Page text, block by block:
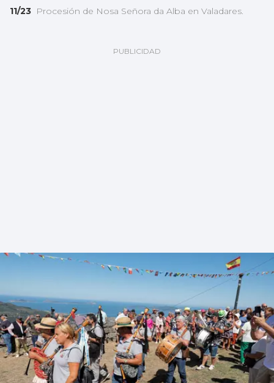
11/23 Procesión de Nosa Señora da Alba en Valadares.